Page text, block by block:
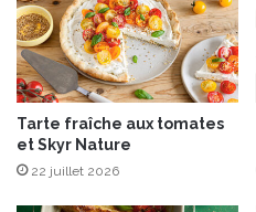
Tarte fraîche aux tomates
et Skyr Nature
22 juillet 2026